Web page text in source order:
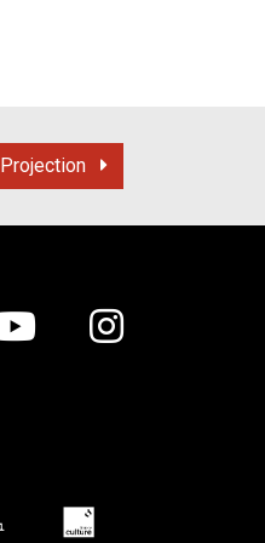
Projection